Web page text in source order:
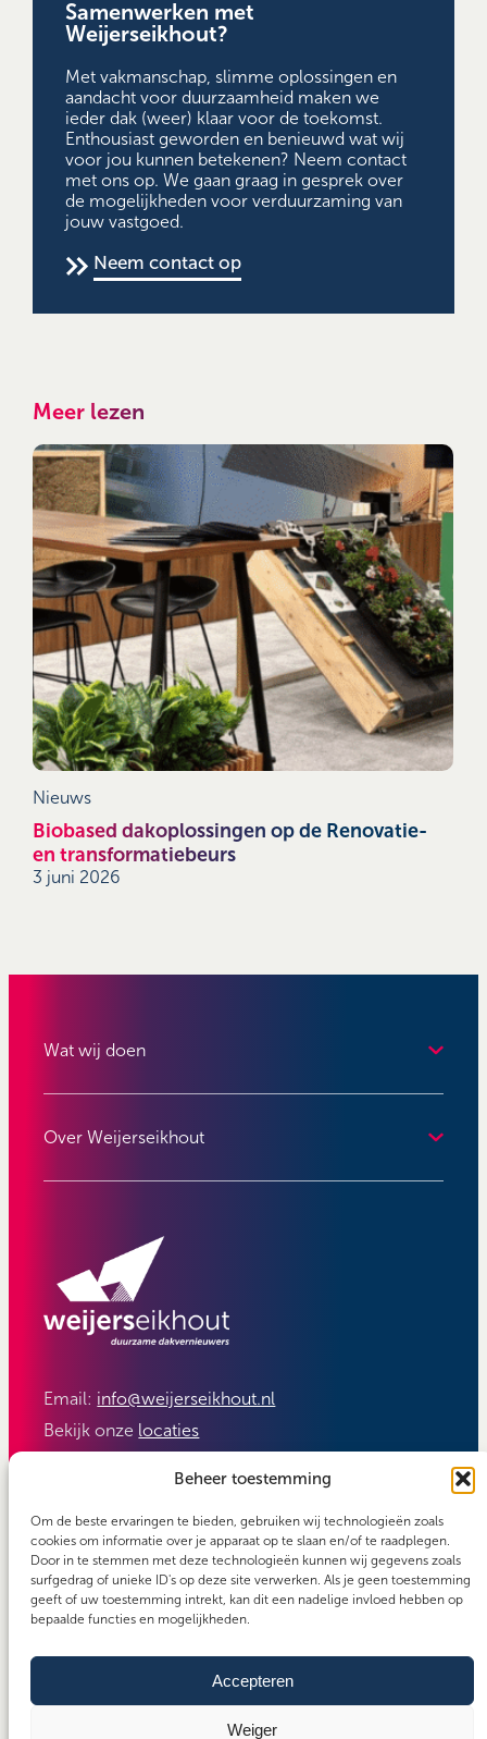
Beheer toestemming
Om de beste ervaringen te bieden, gebruiken wij technologieën zoals
cookies om informatie over je apparaat op te slaan en/of te raadplegen.
Door in te stemmen met deze technologieën kunnen wij gegevens zoals
surfgedrag of unieke ID's op deze site verwerken. Als je geen toestemming
geeft of uw toestemming intrekt, kan dit een nadelige invloed hebben op
bepaalde functies en mogelijkheden.
Accepteren
Weiger
Samenwerken met
Weijerseikhout?
Met vakmanschap, slimme oplossingen en
aandacht voor duurzaamheid maken we
ieder dak (weer) klaar voor de toekomst.
Enthousiast geworden en benieuwd wat wij
voor jou kunnen betekenen? Neem contact
met ons op. We gaan graag in gesprek over
de mogelijkheden voor verduurzaming van
jouw vastgoed.
Neem contact op
Meer lezen
Nieuws
Biobased dakoplossingen op de Renovatie-
en transformatiebeurs
3 juni 2026
Wat wij doen
Over Weijerseikhout
Email: info@weijerseikhout.nl
Bekijk onze locaties
Copyright 2026 - Weijerseikhout